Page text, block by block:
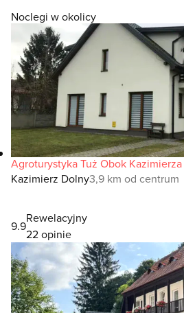
Noclegi w okolicy
Agroturystyka Tuż Obok
Kazimierz Dolny3,9 km od centrum
9.9
Rewelacyjny
22 opinie